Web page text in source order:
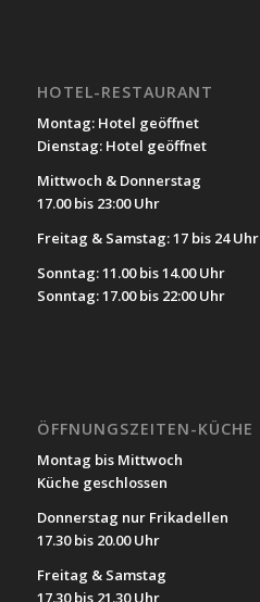
HOTEL-RESTAURANT
Montag: Hotel geöffnet
Dienstag: Hotel geöffnet
Mittwoch & Donnerstag
17.00 bis 23:00 Uhr
Freitag & Samstag: 17 bis 24 Uhr
Sonntag: 11.00 bis 14.00 Uhr
Sonntag: 17.00 bis 22:00 Uhr
ÖFFNUNGSZEITEN-KÜCHE
Montag bis Mittwoch
Küche geschlossen
Donnerstag nur Frikadellen
17.30 bis 20.00 Uhr
Freitag & Samstag
17.30 bis 21.30 Uhr